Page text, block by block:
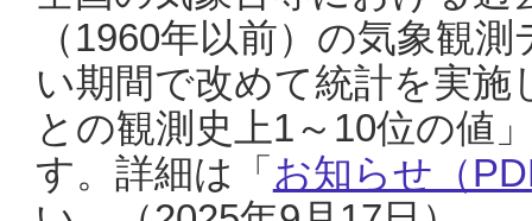
（1960年以前）の気象観
い期間で改めて統計を実
との観測史上1～10位の値
す。詳細は「 お知らせ（